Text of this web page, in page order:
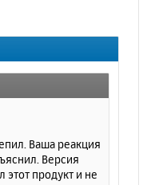
Ваша реакция
Версия
этот продукт и не